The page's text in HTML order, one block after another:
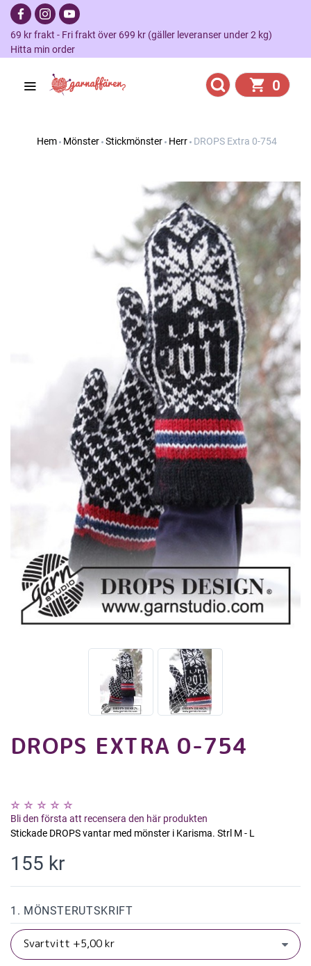
69 kr frakt - Fri frakt över 699 kr (gäller leveranser under 2 kg)
Hitta min order
0
Hem Mönster Stickmönster Herr DROPS Extra 0-754
DROPS EXTRA 0-754
Bli den första att recensera den här produkten
Stickade DROPS vantar med mönster i Karisma. Strl M - L
155 kr
1. MÖNSTERUTSKRIFT